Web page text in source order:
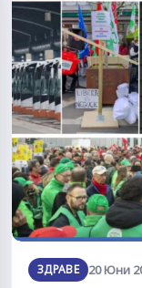
ЗДРАВЕ 20 Юни